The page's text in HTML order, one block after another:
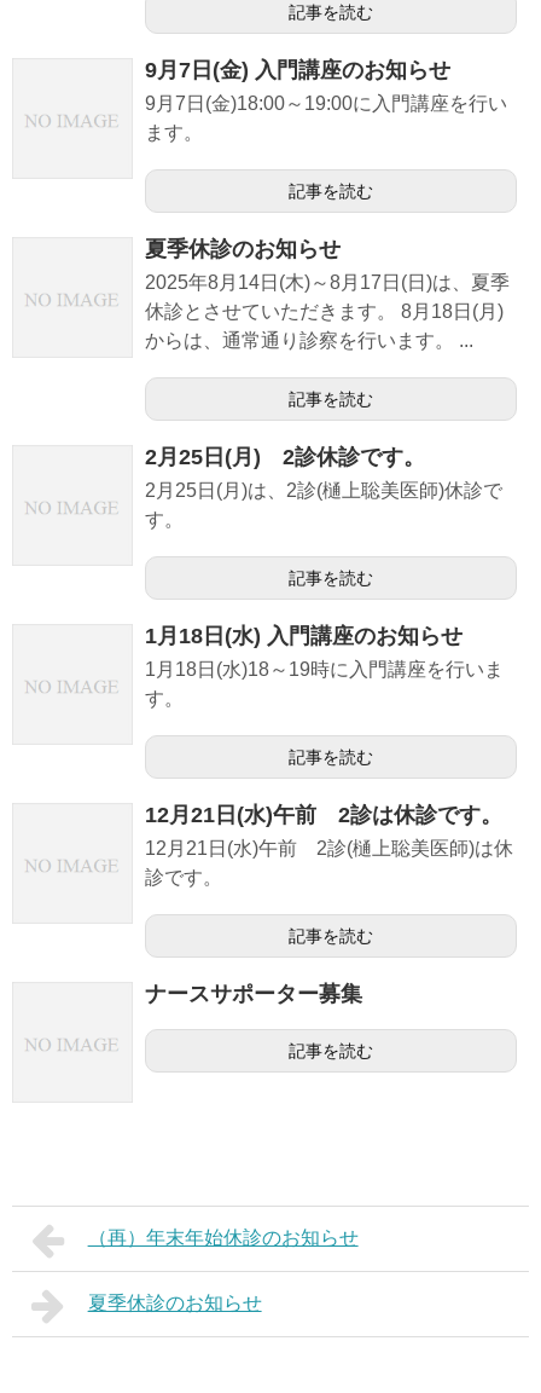
記事を読む
9月7日(金) 入門講座のお知らせ
9月7日(金)18:00～19:00に入門講座を行い
ます。
記事を読む
夏季休診のお知らせ
2025年8月14日(木)～8月17日(日)は、夏季
休診とさせていただきます。 8月18日(月)
からは、通常通り診察を行います。 ...
記事を読む
2月25日(月) 2診休診です。
2月25日(月)は、2診(樋上聡美医師)休診で
す。
記事を読む
1月18日(水) 入門講座のお知らせ
1月18日(水)18～19時に入門講座を行いま
す。
記事を読む
12月21日(水)午前 2診は休診です。
12月21日(水)午前 2診(樋上聡美医師)は休
診です。
記事を読む
ナースサポーター募集
記事を読む
（再）年末年始休診のお知らせ
夏季休診のお知らせ